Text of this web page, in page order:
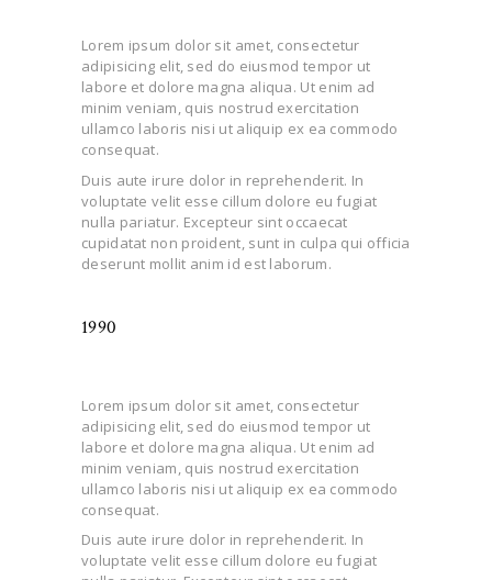
Lorem ipsum dolor sit amet, consectetur
adipisicing elit, sed do eiusmod tempor ut
labore et dolore magna aliqua. Ut enim ad
minim veniam, quis nostrud exercitation
ullamco laboris nisi ut aliquip ex ea commodo
consequat.
Duis aute irure dolor in reprehenderit. In
voluptate velit esse cillum dolore eu fugiat
nulla pariatur. Excepteur sint occaecat
cupidatat non proident, sunt in culpa qui officia
deserunt mollit anim id est laborum.
1990
Lorem ipsum dolor sit amet, consectetur
adipisicing elit, sed do eiusmod tempor ut
labore et dolore magna aliqua. Ut enim ad
minim veniam, quis nostrud exercitation
ullamco laboris nisi ut aliquip ex ea commodo
consequat.
Duis aute irure dolor in reprehenderit. In
voluptate velit esse cillum dolore eu fugiat